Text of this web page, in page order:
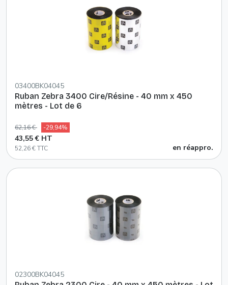
03400BK04045
Ruban Zebra 3400 Cire/Résine - 40 mm x 450
mètres - Lot de 6
62,16 € -29,94%
43,55 € HT
52,26 € TTC en réappro.
02300BK04045